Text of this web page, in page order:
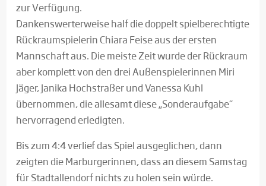
zur Verfügung.
Dankenswerterweise half die doppelt spielberechtigte
Rückraumspielerin Chiara Feise aus der ersten
Mannschaft aus. Die meiste Zeit wurde der Rückraum
aber komplett von den drei Außenspielerinnen Miri
Jäger, Janika Hochstraßer und Vanessa Kuhl
übernommen, die allesamt diese „Sonderaufgabe“
hervorragend erledigten.
Bis zum 4:4 verlief das Spiel ausgeglichen, dann
zeigten die Marburgerinnen, dass an diesem Samstag
für Stadtallendorf nichts zu holen sein würde.